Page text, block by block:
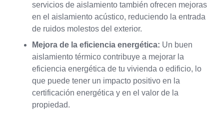
servicios de aislamiento también ofrecen mejoras
en el aislamiento acústico, reduciendo la entrada
de ruidos molestos del exterior.
Mejora de la eficiencia energética: Un buen
aislamiento térmico contribuye a mejorar la
eficiencia energética de tu vivienda o edificio, lo
que puede tener un impacto positivo en la
certificación energética y en el valor de la
propiedad.